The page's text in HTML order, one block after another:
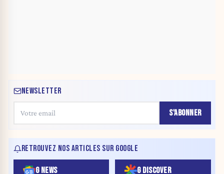
NEWSLETTER
S'ABONNER
RETROUVEZ NOS ARTICLES SUR GOOGLE
G NEWS G DISCOVER